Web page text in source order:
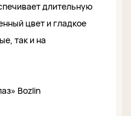
длительную
цвет и гладкое
так и на
Bozlin